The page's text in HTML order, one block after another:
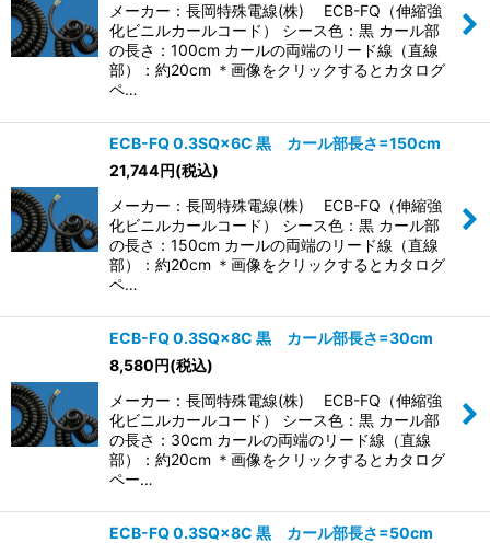
メーカー：長岡特殊電線(株) ECB-FQ（伸縮強
化ビニルカールコード） シース色：黒 カール部
の長さ：100cm カールの両端のリード線（直線
部）：約20cm ＊画像をクリックするとカタログ
ペ…
ECB-FQ 0.3SQ×6C 黒 カール部長さ=150cm
21,744円(税込)
メーカー：長岡特殊電線(株) ECB-FQ（伸縮強
化ビニルカールコード） シース色：黒 カール部
の長さ：150cm カールの両端のリード線（直線
部）：約20cm ＊画像をクリックするとカタログ
ペ…
ECB-FQ 0.3SQ×8C 黒 カール部長さ=30cm
8,580円(税込)
メーカー：長岡特殊電線(株) ECB-FQ（伸縮強
化ビニルカールコード） シース色：黒 カール部
の長さ：30cm カールの両端のリード線（直線
部）：約20cm ＊画像をクリックするとカタログ
ペー…
ECB-FQ 0.3SQ×8C 黒 カール部長さ=50cm